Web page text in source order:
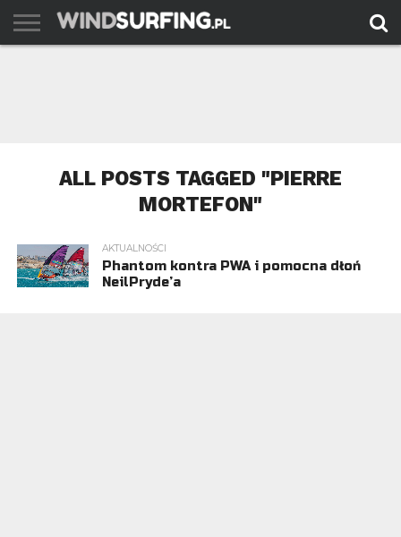
ALL POSTS TAGGED "PIERRE
MORTEFON"
AKTUALNOŚCI
Phantom kontra PWA i pomocna dłoń
NeilPryde’a